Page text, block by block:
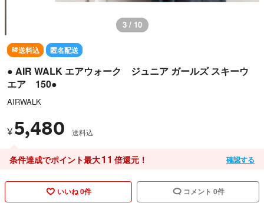
3 / 10
送料込 匿名配送
● AIR WALK エアウォーク ジュニア ガールズ スキーウ
エア 150●
AIRWALK
¥ 5,480 送料込
条件達成でポイント最大11 倍還元！ 確認する
いいね 0件 コメント 0件